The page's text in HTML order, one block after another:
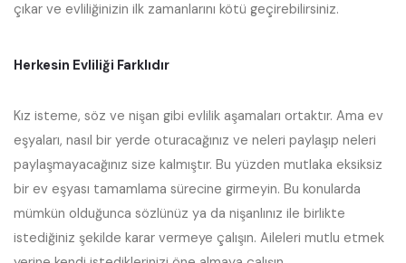
çıkar ve evliliğinizin ilk zamanlarını kötü geçirebilirsiniz.
Herkesin Evliliği Farklıdır
Kız isteme, söz ve nişan gibi evlilik aşamaları ortaktır. Ama ev
eşyaları, nasıl bir yerde oturacağınız ve neleri paylaşıp neleri
paylaşmayacağınız size kalmıştır. Bu yüzden mutlaka eksiksiz
bir ev eşyası tamamlama sürecine girmeyin. Bu konularda
mümkün olduğunca sözlünüz ya da nişanlınız ile birlikte
istediğiniz şekilde karar vermeye çalışın. Aileleri mutlu etmek